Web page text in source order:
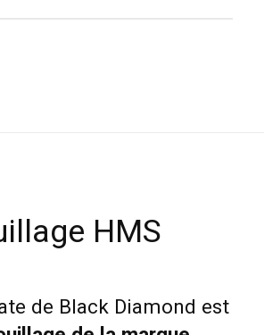
HMS
de Black Diamond est